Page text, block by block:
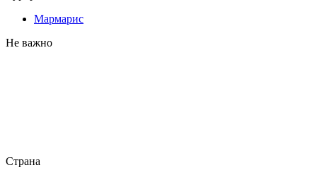
Мармарис
Не важно
Страна